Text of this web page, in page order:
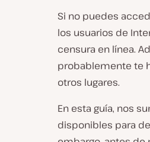
Si no puedes
los usuarios de
censura en línea.
probablemente te
otros lugares.
En esta guía, nos
disponibles para